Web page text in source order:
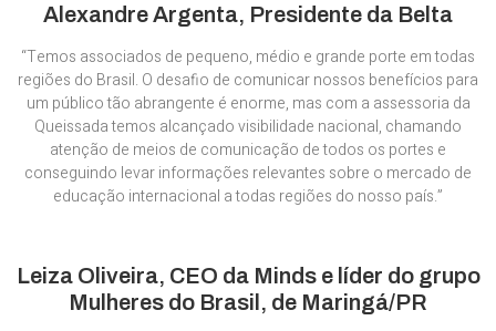
Alexandre Argenta, Presidente da Belta
“Temos associados de pequeno, médio e grande porte em todas
regiões do Brasil. O desafio de comunicar nossos benefícios para
um público tão abrangente é enorme, mas com a assessoria da
Queissada temos alcançado visibilidade nacional, chamando
atenção de meios de comunicação de todos os portes e
conseguindo levar informações relevantes sobre o mercado de
educação internacional a todas regiões do nosso país.”
Leiza Oliveira, CEO da Minds e líder do grupo
Mulheres do Brasil, de Maringá/PR